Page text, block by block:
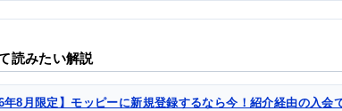
読みたい解説
年8月限定】モッピーに新規登録するなら今！紹介経由の入